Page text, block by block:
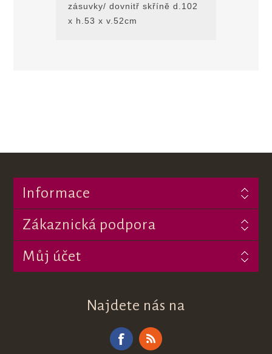
zásuvky/ dovnitř skřínĕ d.102
x h.53 x v.52cm
Informace
Zákaznická podpora
Můj účet
Najdete nás na